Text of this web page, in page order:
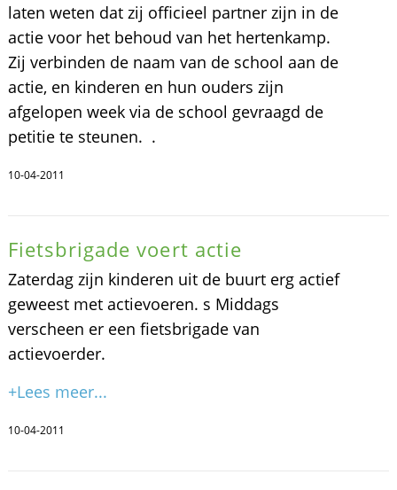
laten weten dat zij officieel partner zijn in de
actie voor het behoud van het hertenkamp.
Zij verbinden de naam van de school aan de
actie, en kinderen en hun ouders zijn
afgelopen week via de school gevraagd de
petitie te steunen. .
10-04-2011
Fietsbrigade voert actie
Zaterdag zijn kinderen uit de buurt erg actief
geweest met actievoeren. s Middags
verscheen er een fietsbrigade van
actievoerder.
+Lees meer...
10-04-2011